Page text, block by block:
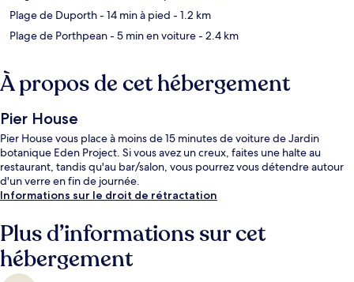
Plage de Duporth- 14 min à pied - 1.2 km
Plage de Porthpean- 5 min en voiture- 2.4 km
À propos de cet hébergement
Pier House
Pier House vous place à moins de 15 minutes de voiture de Jardin
botanique Eden Project. Si vous avez un creux, faites une halte au
restaurant, tandis qu'au bar/salon, vous pourrez vous détendre autour
d'un verre en fin de journée.
Informations sur le droit de rétractation
Plus d’informations sur cet
hébergement